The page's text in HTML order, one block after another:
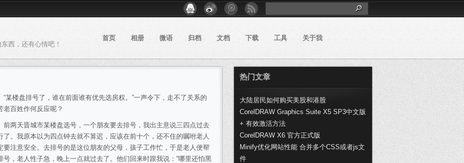
西，还有心情吧！
首页 相册 微语 归档 文档 下载 工具 关于我
楼盘排号了，谁在前面谁有优先选房权。”一声令下，走不了关系的
老百姓作何反应呢？
天晋城市某楼盘选号，一个朋友要去排号，我出主意说三四点过去
了。我原本以为四点钟去就不算迟，应该在前十个，还不住的嘱咐老人
要注意安全。去排号的是这位朋友的父母，孩子工作忙，于是老人便帮
号，老人性子急，晚上一点就过去了。他们回来时跟我说：“哪里还怕黑
热门文章
大陆居民如何购买美股和港股
CorelDRAW Graphics Suite X5 SP3中文版
+ 有效激活方法
CorelDRAW X6 官方正式版
Minify优化网站性能 合并多个CSS或者js文
件